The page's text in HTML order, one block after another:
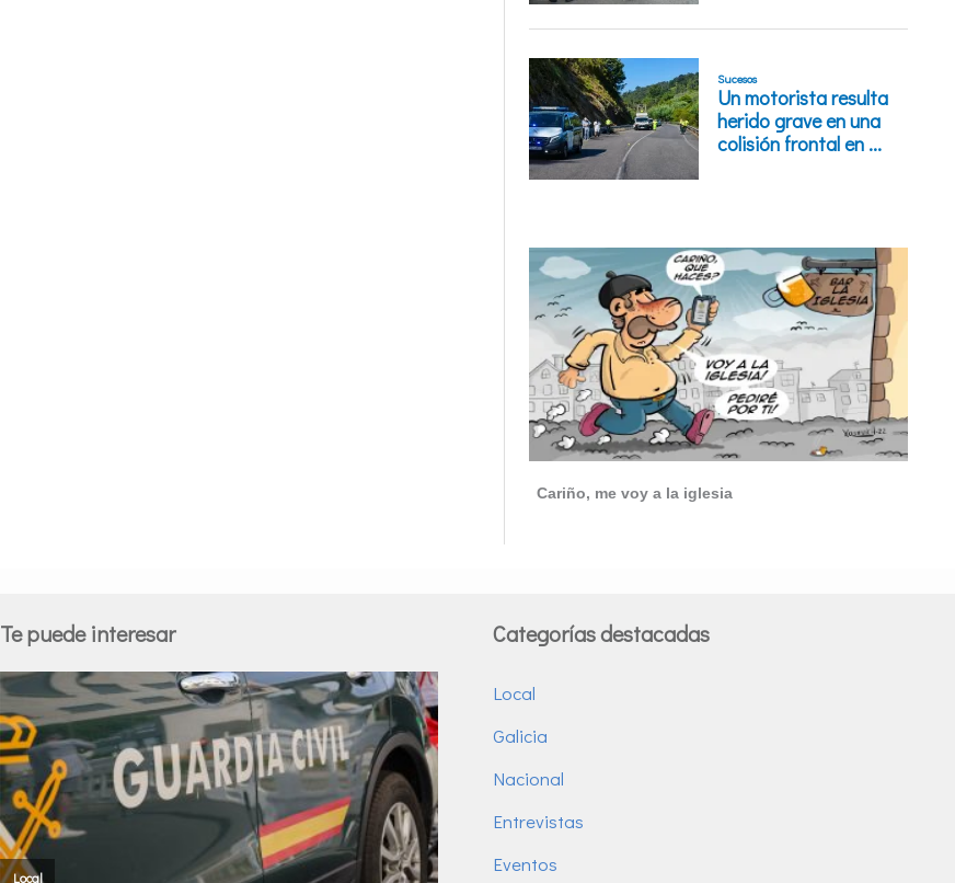
Cariño, me voy a la iglesia
Te puede interesar Categorías destacadas
Local
Galicia
Nacional
Entrevistas
Eventos